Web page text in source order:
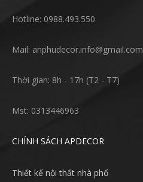
Hotline: 0988.493.550
Mail: anphudecor.info@gmail.com
Thời gian: 8h - 17h (T2 - T7)
Mst: 0313446963
CHÍNH SÁCH APDECOR
Thiết kế nội thất nhà phố